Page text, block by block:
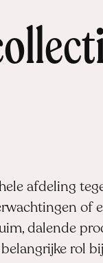
afdeling
of
dalende
rol